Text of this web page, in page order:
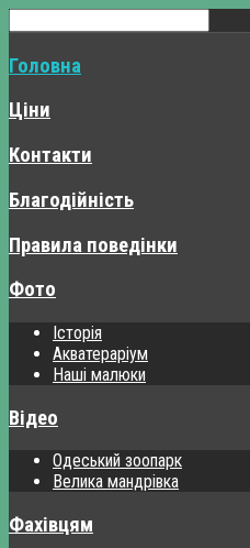
Головна
Ціни
Контакти
Благодійність
Правила поведінки
Фото
Історія
Акватераріум
Наші малюки
Відео
Одеський зоопарк
Велика мандрівка
Фахівцям